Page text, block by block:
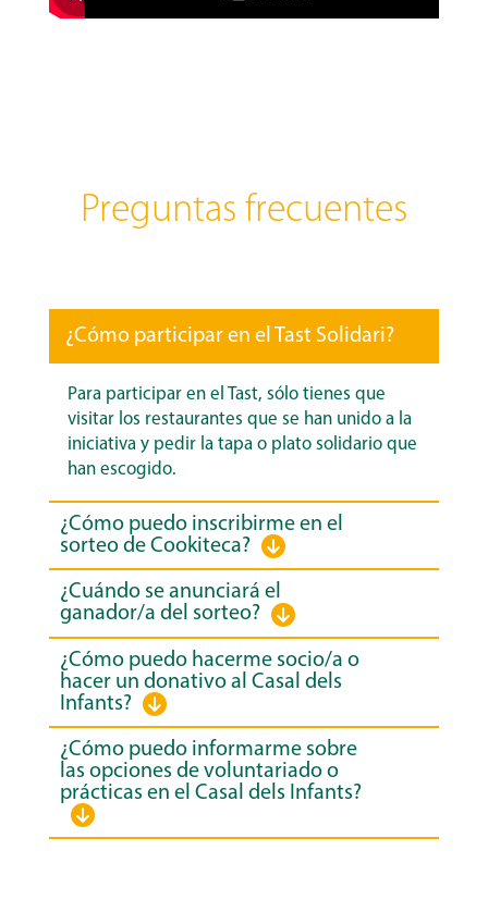
Preguntas frecuentes
¿Cómo participar en el Tast Solidari?
Para participar en el Tast, sólo tienes que
visitar los restaurantes que se han unido a la
iniciativa y pedir la tapa o plato solidario que
han escogido.
¿Cómo puedo inscribirme en el
sorteo de Cookiteca?
¿Cuándo se anunciará el
ganador/a del sorteo?
¿Cómo puedo hacerme socio/a o
hacer un donativo al Casal dels
Infants?
¿Cómo puedo informarme sobre
las opciones de voluntariado o
prácticas en el Casal dels Infants?